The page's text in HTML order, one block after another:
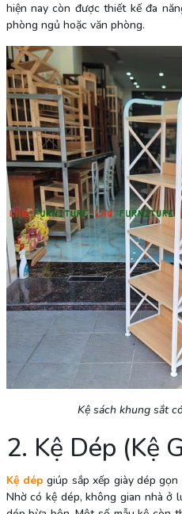
hiện nay còn được thiết kế đa
phòng ngủ hoặc văn phòng.
Kệ sách khung sắt
2. Kệ Dép (Kệ
Kệ dép giúp sắp xếp giày dép
Nhờ có kệ dép, không gian nhà ở